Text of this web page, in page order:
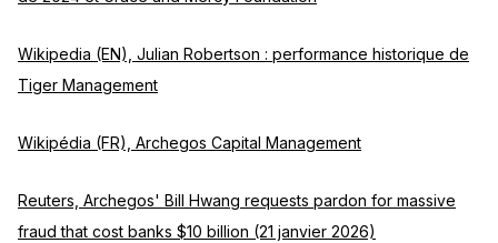
Wikipedia (EN), Julian Robertson : performance historique de
Tiger Management
Wikipédia (FR), Archegos Capital Management
Reuters, Archegos' Bill Hwang requests pardon for massive
fraud that cost banks $10 billion (21 janvier 2026)